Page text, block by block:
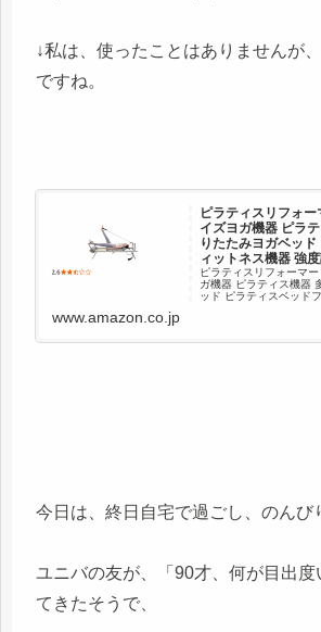
↓私は、使ったことはありませんが
ですね。
ピラティスリフォ
イズヨガ機器 ピラ
りたたみヨガベッ
ィットネス機器 強
ピラティスリフォーマ
ガ機器 ピラティス機器
ッド ピラティスベッド
www.amazon.co.jp
今日は、終日自宅で過ごし、のんび
ユニバの友が、「90才、何が目出度
てきたそうで、